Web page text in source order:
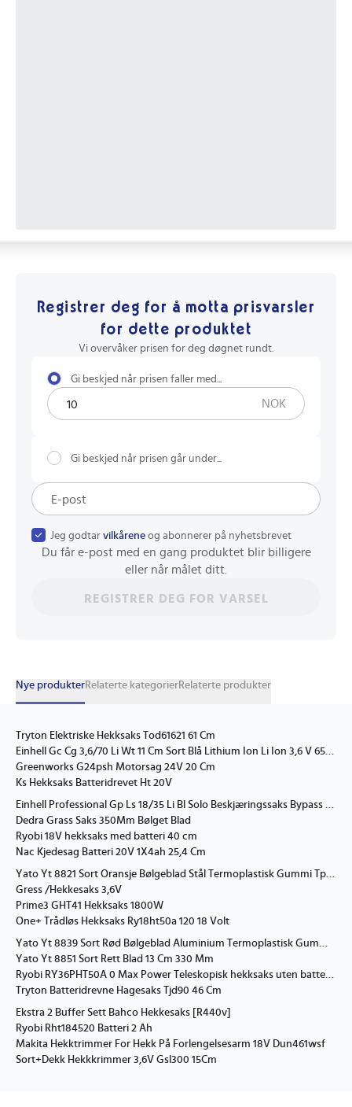
Registrer deg for å motta prisvarsler
for dette produktet
Vi overvåker prisen for deg døgnet rundt.
Gi beskjed når prisen faller med...
NOK
Gi beskjed når prisen går under...
Jeg godtar vilkårene og abonnerer på nyhetsbrevet
Du får e-post med en gang produktet blir billigere
eller når målet ditt.
REGISTRER DEG FOR VARSEL
Nye produkterRelaterte kategorierRelaterte produkter
Tryton Elektriske Hekksaks Tod61621 61 Cm
Greenworks G24psh Motorsag 24V 20 Cm
Ks Hekksaks Batteridrevet Ht 20V
Dedra Grass Saks 350Mm Bølget Blad
Ryobi 18V hekksaks med batteri 40 cm
Nac Kjedesag Batteri 20V 1X4ah 25,4 Cm
Gress /Hekkesaks 3,6V
Prime3 GHT41 Hekksaks 1800W
One+ Trådløs Hekksaks Ry18ht50a 120 18 Volt
Yato Yt 8851 Sort Rett Blad 13 Cm 330 Mm
Tryton Batteridrevne Hagesaks Tjd90 46 Cm
Ekstra 2 Buffer Sett Bahco Hekkesaks [R440v]
Ryobi Rht184520 Batteri 2 Ah
Makita Hekktrimmer For Hekk På Forlengelsesarm 18V Dun461wsf
Sort+Dekk Hekkkrimmer 3,6V Gsl300 15Cm